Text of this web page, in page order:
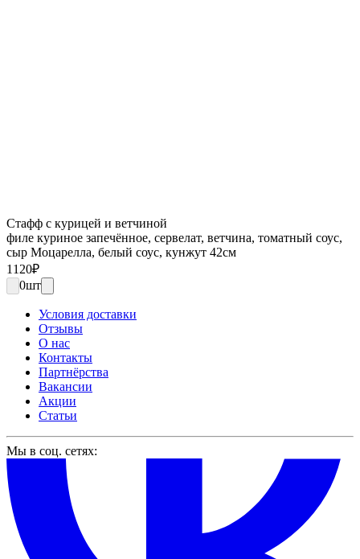
Стафф с курицей и ветчиной
филе куриное запечённое, сервелат, ветчина, томатный соус,
сыр Моцарелла, белый соус, кунжут 42см
1120₽
0шт
Условия доставки
Отзывы
О нас
Контакты
Партнёрства
Вакансии
Акции
Статьи
Мы в соц. сетях: